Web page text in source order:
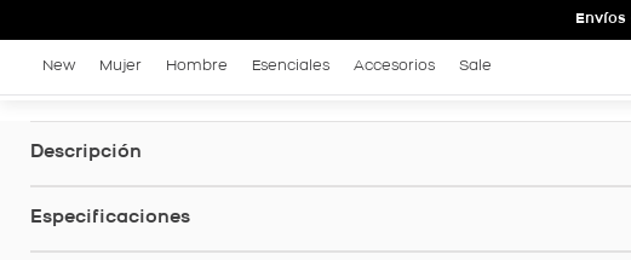
New Mujer Hombre Esenciales Accesorios Sale
Descripción
Especificaciones